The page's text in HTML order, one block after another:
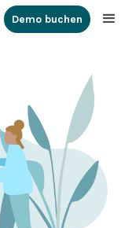
Demo buchen